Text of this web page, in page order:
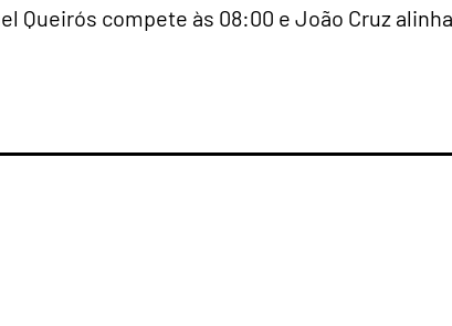
Queirós compete às 08:00 e João Cruz alinha